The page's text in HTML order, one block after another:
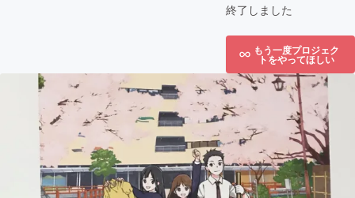
終了しました
もう一度プロジェク
トをやってほしい